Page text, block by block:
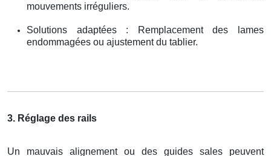
mouvements irréguliers.
Solutions adaptées : Remplacement des lames
endommagées ou ajustement du tablier.
3. Réglage des rails
Un mauvais alignement ou des guides sales peuvent